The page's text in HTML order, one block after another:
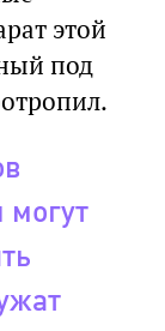
этой
под
могут